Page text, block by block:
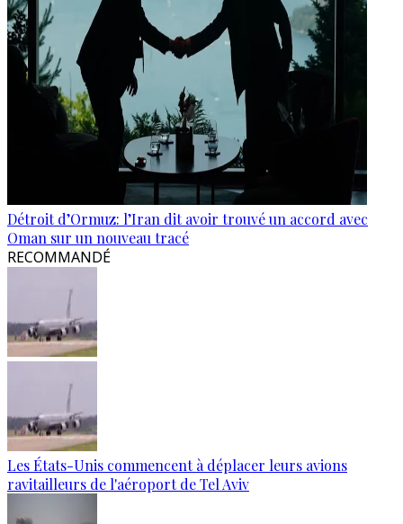
Détroit d’Ormuz: l’Iran dit avoir trouvé un accord avec
Oman sur un nouveau tracé
RECOMMANDÉ
Les États-Unis commencent à déplacer leurs avions
ravitailleurs de l'aéroport de Tel Aviv